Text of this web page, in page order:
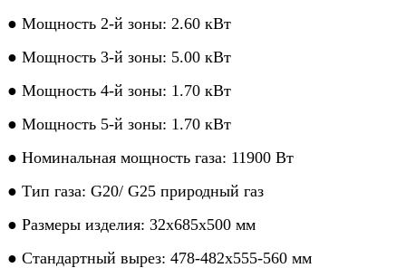
● Мощность 2-й зоны: 2.60 кВт
● Мощность 3-й зоны: 5.00 кВт
● Мощность 4-й зоны: 1.70 кВт
● Мощность 5-й зоны: 1.70 кВт
● Номинальная мощность газа: 11900 Вт
● Тип газа: G20/ G25 природный газ
● Размеры изделия: 32x685x500 мм
● Стандартный вырез: 478-482x555-560 мм